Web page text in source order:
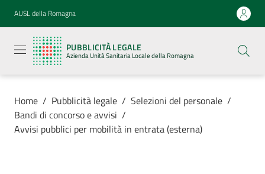
Vai al contenuto
Vai alla navigazione
Vai al footer
AUSL della Romagna
PUBBLICITÀ LEGALE
Azienda Unità Sanitaria Locale della Romagna
legale
Azienda
Unità
Locale della
Home / Pubblicità legale / Selezioni del personale /
Bandi di concorso e avvisi /
Avvisi pubblici per mobilità in entrata (esterna)